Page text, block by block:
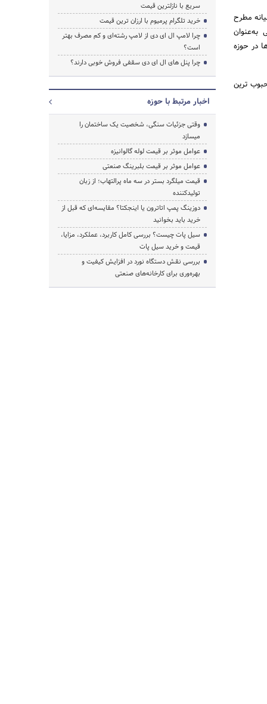
مطرح
به‌عنوان
در حوزه
ترین
سریع با نازلترین قیمت
خرید تلگرام پرمیوم با ارزان ترین قیمت
چرا لامپ ال ای دی از لامپ رشته‌ای و کم مصرف بهتر
است؟
چرا پنل های ال ای دی سقفی فروش خوبی دارند؟
اخبار مرتبط با حوزه
وقتی جزئیات سنگی، شخصیت یک ساختمان را
میسازد
عوامل موثر بر قیمت لوله گالوانیزه
عوامل موثر بر قیمت بلبرینگ صنعتی
قیمت میلگرد بستر در سه ماه پرالتهاب؛ از زبان
تولیدکننده
دوزینگ پمپ اتاترون یا اینجکتا؟ مقایسه‌ای که قبل از
خرید باید بخوانید
سیل پات چیست؟ بررسی کامل کاربرد، عملکرد، مزایا،
قیمت و خرید سیل پات
بررسی نقش دستگاه نورد در افزایش کیفیت و
بهره‌وری برای کارخانه‌های صنعتی